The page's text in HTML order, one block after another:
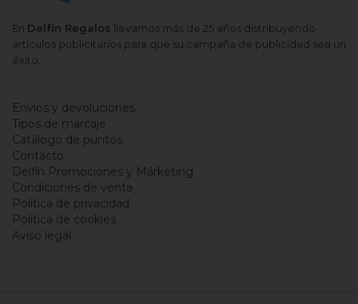
En Delfín Regalos llevamos más de 25 años distribuyendo
artículos publicitarios para que su campaña de publicidad sea un
éxito.
Envíos y devoluciones
Tipos de marcaje
Catálogo de puntos
Contacto
Delfín Promociones y Márketing
Condiciones de venta
Política de privacidad
Política de cookies
Aviso legal